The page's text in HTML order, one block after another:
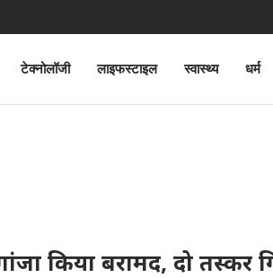
टेक्नोलॉजी लाइफस्टाइल स्वास्थ्य धर्म
किया बरामद, दो तस्कर